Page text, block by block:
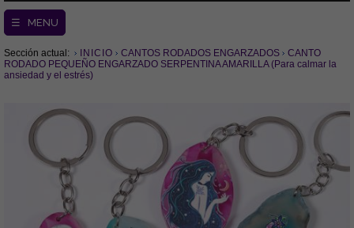
☰ MENU
Sección actual: INICIO CANTOS RODADOS ENGARZADOS
CANTO
RODADO PEQUEÑO ENGARZADO SERPENTINA AMARILLA (Para calmar la
ansiedad y el estrés)